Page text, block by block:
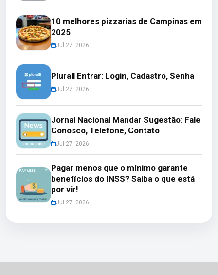
10 melhores pizzarias de Campinas em
2025
Jul 27, 2026
Plurall Entrar: Login, Cadastro, Senha
Jul 27, 2026
Jornal Nacional Mandar Sugestão: Fale
Conosco, Telefone, Contato
Jul 27, 2026
Pagar menos que o mínimo garante
benefícios do INSS? Saiba o que está
por vir!
Jul 27, 2026